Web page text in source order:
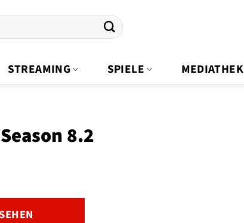
STREAMING SPIELE MEDIATHEK
8.2